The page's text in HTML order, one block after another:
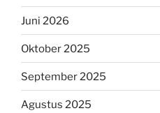
Juni 2026
Oktober 2025
September 2025
Agustus 2025